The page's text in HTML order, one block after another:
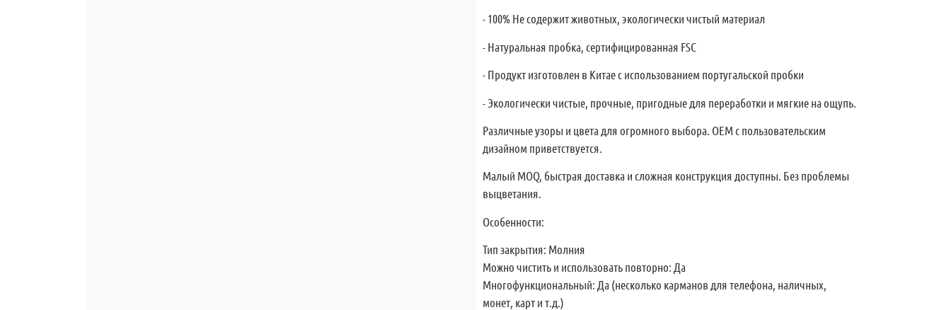
- 100% Не содержит животных, экологически чистый материал
- Натуральная пробка, сертифицированная FSC
- Продукт изготовлен в Китае с использованием португальской пробки
- Экологически чистые, прочные, пригодные для переработки и мягкие на ощупь.
Различные узоры и цвета для огромного выбора. OEM с пользовательским
дизайном приветствуется.
Малый MOQ, быстрая доставка и сложная конструкция доступны. Без проблемы
выцветания.
Особенности:
Тип закрытия: Молния
Можно чистить и использовать повторно: Да
Многофункциональный: Да (несколько карманов для телефона, наличных,
монет, карт и т.д.)